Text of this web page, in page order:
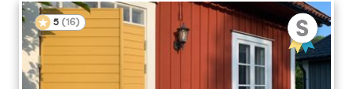
5 (16)